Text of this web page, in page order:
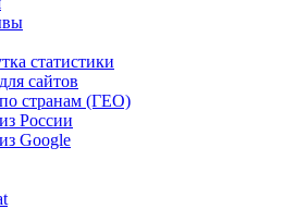
статистики
сайтов
странам (ГЕО)
России
Google